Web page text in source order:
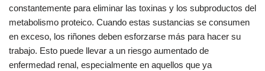
constantemente para eliminar las toxinas y los subproductos del
metabolismo proteico. Cuando estas sustancias se consumen
en exceso, los riñones deben esforzarse más para hacer su
trabajo. Esto puede llevar a un riesgo aumentado de
enfermedad renal, especialmente en aquellos que ya